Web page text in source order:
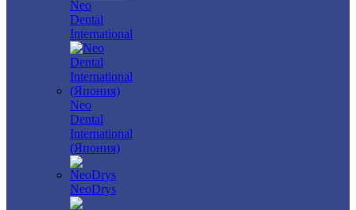
Neo
Dental
International
Neo
Dental
International
(Япония)
NeoDrys